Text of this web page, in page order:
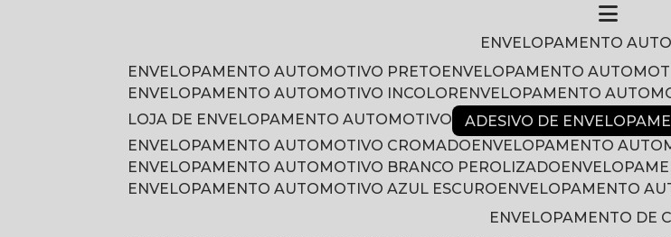
ENVELOPAMENTO
ENVELOPAMENTO AUTOMOTIVO PRETO
ENVELOPAMENTO
ENVELOPAMENTO AUTOMOTIVO INCOLOR
ENVELOPAMENTO
LOJA DE ENVELOPAMENTO AUTOMOTIVO
ADESIVO DE
ENVELOPAMENTO AUTOMOTIVO CROMADO
ENVELOPAMENTO
ENVELOPAMENTO AUTOMOTIVO BRANCO PEROLIZADO
ENVELOPAMENTO AUTOMOTIVO AZUL ESCURO
ENVELOPAMENTO
ENVELOPAMENTO DE